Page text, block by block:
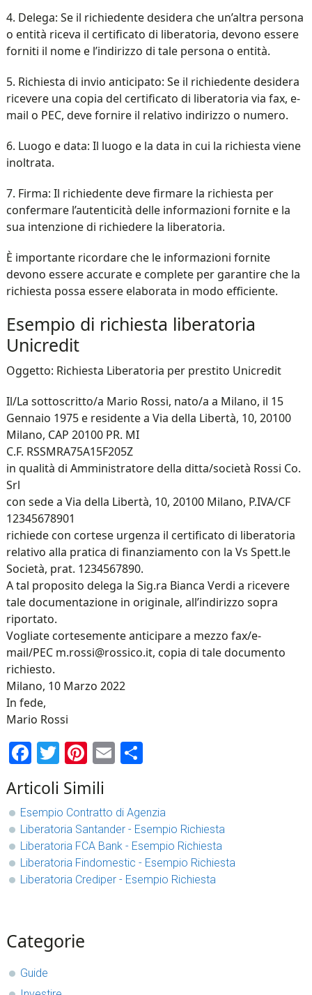
4. Delega: Se il richiedente desidera che un’altra persona
o entità riceva il certificato di liberatoria, devono essere
forniti il nome e l’indirizzo di tale persona o entità.
5. Richiesta di invio anticipato: Se il richiedente desidera
ricevere una copia del certificato di liberatoria via fax, e-
mail o PEC, deve fornire il relativo indirizzo o numero.
6. Luogo e data: Il luogo e la data in cui la richiesta viene
inoltrata.
7. Firma: Il richiedente deve firmare la richiesta per
confermare l’autenticità delle informazioni fornite e la
sua intenzione di richiedere la liberatoria.
È importante ricordare che le informazioni fornite
devono essere accurate e complete per garantire che la
richiesta possa essere elaborata in modo efficiente.
Esempio di richiesta liberatoria
Unicredit
Oggetto: Richiesta Liberatoria per prestito Unicredit
Il/La sottoscritto/a Mario Rossi, nato/a a Milano, il 15
Gennaio 1975 e residente a Via della Libertà, 10, 20100
Milano, CAP 20100 PR. MI
C.F. RSSMRA75A15F205Z
in qualità di Amministratore della ditta/società Rossi Co.
Srl
con sede a Via della Libertà, 10, 20100 Milano, P.IVA/CF
12345678901
richiede con cortese urgenza il certificato di liberatoria
relativo alla pratica di finanziamento con la Vs Spett.le
Società, prat. 1234567890.
A tal proposito delega la Sig.ra Bianca Verdi a ricevere
tale documentazione in originale, all’indirizzo sopra
riportato.
Vogliate cortesemente anticipare a mezzo fax/e-
mail/PEC m.rossi@rossico.it, copia di tale documento
richiesto.
Milano, 10 Marzo 2022
In fede,
Mario Rossi
Facebook
Twitter
Pinterest
EmailCondividi
Articoli Simili
Esempio Contratto di Agenzia
Liberatoria Santander - Esempio Richiesta
Liberatoria FCA Bank - Esempio Richiesta
Liberatoria Findomestic - Esempio Richiesta
Liberatoria Crediper - Esempio Richiesta
sidebar
Blog
Categorie
Guide